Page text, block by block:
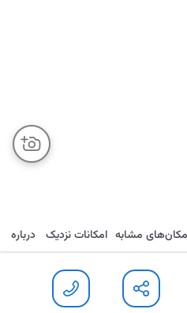
ارسال تماس مکان‌های مشابه امکانات نزدیک درباره